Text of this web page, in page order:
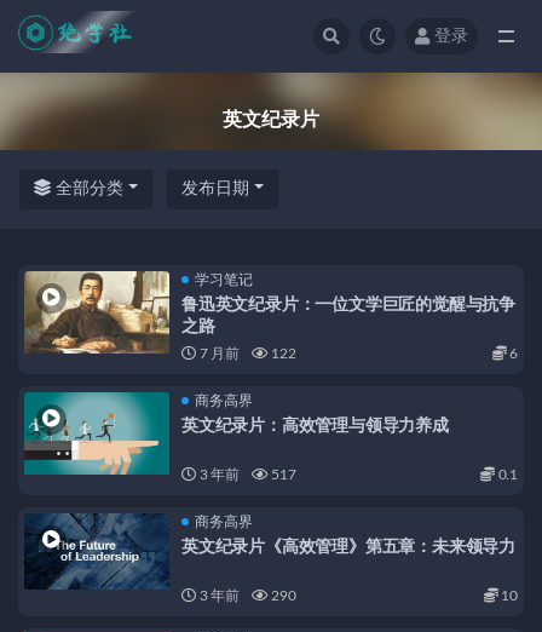
登录
英文纪录片
全部分类 发布日期
学习笔记
鲁迅英文纪录片：一位文学巨匠的觉醒与抗争
之路
7 月前 122 6
商务高界
英文纪录片：高效管理与领导力养成
3 年前 517 0.1
商务高界
英文纪录片《高效管理》第五章：未来领导力
3 年前 290 10